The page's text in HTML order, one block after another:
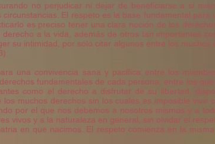
no perjudicar ni dejar de beneficiarse a sí
El respeto es la base fundamental
es preciso tener una clara noción de los
a la vida, además de otros tan importantes
su intimidad, por sólo citar algunos entre los muchos
una convivencia sana y pacífica entre los
fundamentales de cada persona, entre los
como el derecho a disfrutar de su libertad,
muchos derechos sin los cuales es imposible vivir
por el que nos debemos a nosotros mismos y a
vivos y a la naturaleza en general, sin olvidar el
en que nacimos. El respeto comienza en la